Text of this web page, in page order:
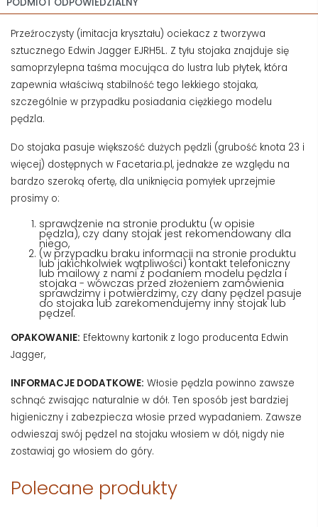
Przeźroczysty (imitacja kryształu) ociekacz z tworzywa
sztucznego Edwin Jagger EJRH5L. Z tyłu stojaka znajduje się
samoprzylepna taśma mocująca do lustra lub płytek, która
zapewnia właściwą stabilność tego lekkiego stojaka,
szczególnie w przypadku posiadania ciężkiego modelu
pędzla.
Do stojaka pasuje większość dużych pędzli (grubość knota 23 i
więcej) dostępnych w Facetaria.pl, jednakże ze względu na
bardzo szeroką ofertę, dla uniknięcia pomyłek uprzejmie
prosimy o:
sprawdzenie na stronie produktu (w opisie
pędzla), czy dany stojak jest rekomendowany dla
niego,
(w przypadku braku informacji na stronie produktu
lub jakichkolwiek wątpliwości) kontakt telefoniczny
lub mailowy z nami z podaniem modelu pędzla i
stojaka - wówczas przed złożeniem zamówienia
sprawdzimy i potwierdzimy, czy dany pędzel pasuje
do stojaka lub zarekomendujemy inny stojak lub
pędzel.
OPAKOWANIE: Efektowny kartonik z logo producenta Edwin
Jagger,
INFORMACJE DODATKOWE: Włosie pędzla powinno zawsze
schnąć zwisając naturalnie w dół. Ten sposób jest bardziej
higieniczny i zabezpiecza włosie przed wypadaniem. Zawsze
odwieszaj swój pędzel na stojaku włosiem w dół, nigdy nie
zostawiaj go włosiem do góry.
Polecane produkty